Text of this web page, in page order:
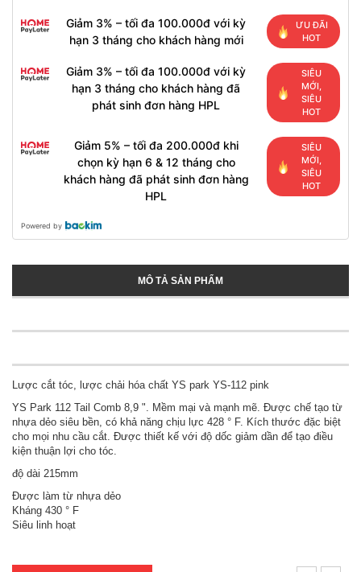
Giảm 3% – tối đa 100.000đ với kỳ
hạn 3 tháng cho khách hàng mới
ƯU ĐÃI
HOT
Giảm 3% – tối đa 100.000đ với kỳ
hạn 3 tháng cho khách hàng đã
phát sinh đơn hàng HPL
SIÊU
MỚI,
SIÊU
HOT
Giảm 5% – tối đa 200.000đ khi
chọn kỳ hạn 6 & 12 tháng cho
khách hàng đã phát sinh đơn hàng
HPL
SIÊU
MỚI,
SIÊU
HOT
Powered by
MÔ TẢ SẢN PHẨM
Lược cắt tóc, lược chải hóa chất YS park YS-112 pink
YS Park 112 Tail Comb 8,9 ". Mềm mại và mạnh mẽ. Được chế tạo từ
nhựa dẻo siêu bền, có khả năng chịu lực 428 ° F. Kích thước đặc biệt
cho mọi nhu cầu cắt. Được thiết kế với độ dốc giảm dần để tạo điều
kiện thuận lợi cho tóc.
độ dài 215mm
Được làm từ nhựa dẻo
Kháng 430 ° F
Siêu linh hoạt